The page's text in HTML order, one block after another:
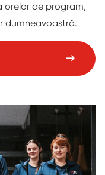
orelor de program,
dumneavoastră.